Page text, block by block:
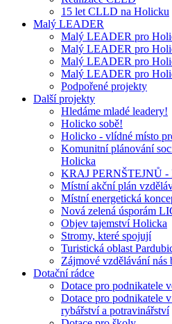
15 let CLLD na Holicku
Malý LEADER
Malý LEADER pro
Malý LEADER pro
Malý LEADER pro
Malý LEADER pro
Podpořené projekty
Další projekty
Hledáme mladé leadery!
Holicko sobě!
Holicko - vlídné místo
Komunitní plánování
Holicka
KRAJ PERNŠTEJNŮ -
Místní akční plán
Místní energetická
Nová zelená úsporám
Objev tajemství Holicka
Stromy, které spojují
Turistická oblast
Zájmové vzdělávání nás
Dotační rádce
Dotace pro podnikatele
Dotace pro podnikatele
rybářství a potravinářství